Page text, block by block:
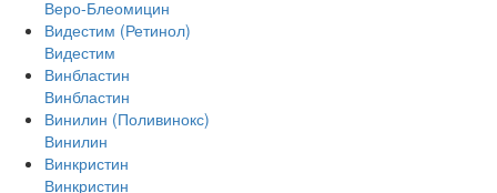
Веро-Блеомицин
Видестим (Ретинол)
Видестим
Винбластин
Винбластин
Винилин (Поливинокс)
Винилин
Винкристин
Винкристин